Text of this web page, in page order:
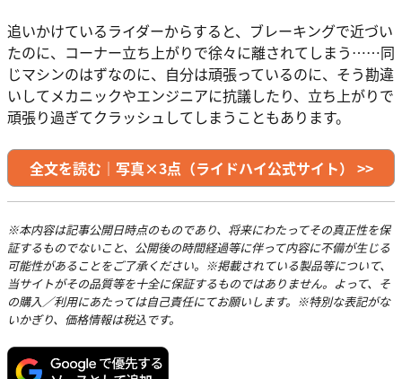
追いかけているライダーからすると、ブレーキングで近づい
たのに、コーナー立ち上がりで徐々に離されてしまう……同
じマシンのはずなのに、自分は頑張っているのに、そう勘違
いしてメカニックやエンジニアに抗議したり、立ち上がりで
頑張り過ぎてクラッシュしてしまうこともあります。
全文を読む｜写真×3点（ライドハイ公式サイト） >>
※本内容は記事公開日時点のものであり、将来にわたってその真正性を保
証するものでないこと、公開後の時間経過等に伴って内容に不備が生じる
可能性があることをご了承ください。※掲載されている製品等について、
当サイトがその品質等を十全に保証するものではありません。よって、そ
の購入／利用にあたっては自己責任にてお願いします。※特別な表記がな
いかぎり、価格情報は税込です。